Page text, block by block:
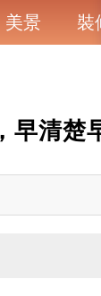
美景 裝
早清楚